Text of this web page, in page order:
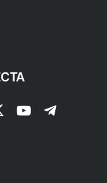
YouTubeTelegram